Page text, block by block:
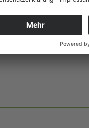
kunstnerd/